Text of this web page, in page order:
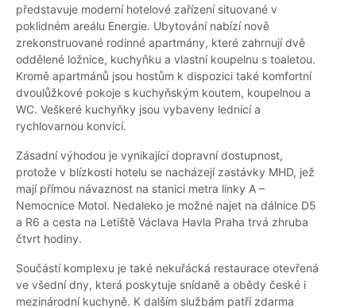
představuje moderní hotelové zařízení situované v
poklidném areálu Energie. Ubytování nabízí nově
zrekonstruované rodinné apartmány, které zahrnují dvě
oddělené ložnice, kuchyňku a vlastní koupelnu s toaletou.
Kromě apartmánů jsou hostům k dispozici také komfortní
dvoulůžkové pokoje s kuchyňským koutem, koupelnou a
WC. Veškeré kuchyňky jsou vybaveny lednicí a
rychlovarnou konvicí.
Zásadní výhodou je vynikající dopravní dostupnost,
protože v blízkosti hotelu se nacházejí zastávky MHD, jež
mají přímou návaznost na stanici metra linky A –
Nemocnice Motol. Nedaleko je možné najet na dálnice D5
a R6 a cesta na Letiště Václava Havla Praha trvá zhruba
čtvrt hodiny.
Součástí komplexu je také nekuřácká restaurace otevřená
ve všední dny, která poskytuje snídaně a obědy české i
mezinárodní kuchyně. K dalším službám patří zdarma